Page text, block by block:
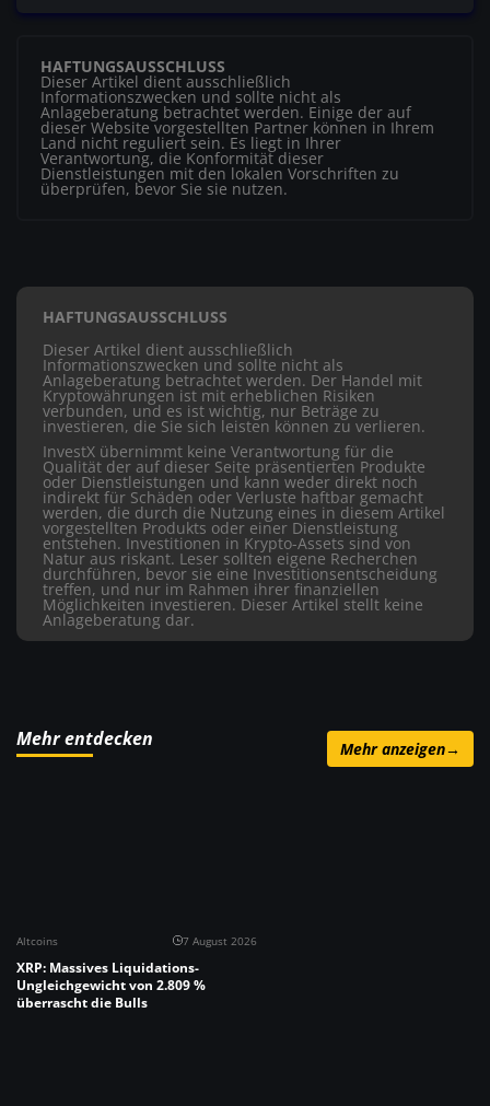
HAFTUNGSAUSSCHLUSS
Dieser Artikel dient ausschließlich
Informationszwecken und sollte nicht als
Anlageberatung betrachtet werden. Einige der auf
dieser Website vorgestellten Partner können in Ihrem
Land nicht reguliert sein. Es liegt in Ihrer
Verantwortung, die Konformität dieser
Dienstleistungen mit den lokalen Vorschriften zu
überprüfen, bevor Sie sie nutzen.
HAFTUNGSAUSSCHLUSS
Dieser Artikel dient ausschließlich
Informationszwecken und sollte nicht als
Anlageberatung betrachtet werden. Der Handel mit
Kryptowährungen ist mit erheblichen Risiken
verbunden, und es ist wichtig, nur Beträge zu
investieren, die Sie sich leisten können zu verlieren.
InvestX übernimmt keine Verantwortung für die
Qualität der auf dieser Seite präsentierten Produkte
oder Dienstleistungen und kann weder direkt noch
indirekt für Schäden oder Verluste haftbar gemacht
werden, die durch die Nutzung eines in diesem Artikel
vorgestellten Produkts oder einer Dienstleistung
entstehen. Investitionen in Krypto-Assets sind von
Natur aus riskant. Leser sollten eigene Recherchen
durchführen, bevor sie eine Investitionsentscheidung
treffen, und nur im Rahmen ihrer finanziellen
Möglichkeiten investieren. Dieser Artikel stellt keine
Anlageberatung dar.
Mehr entdecken Mehr anzeigen→
Altcoins 7 August 2026
XRP: Massives Liquidations-
Ungleichgewicht von 2.809 %
überrascht die Bulls